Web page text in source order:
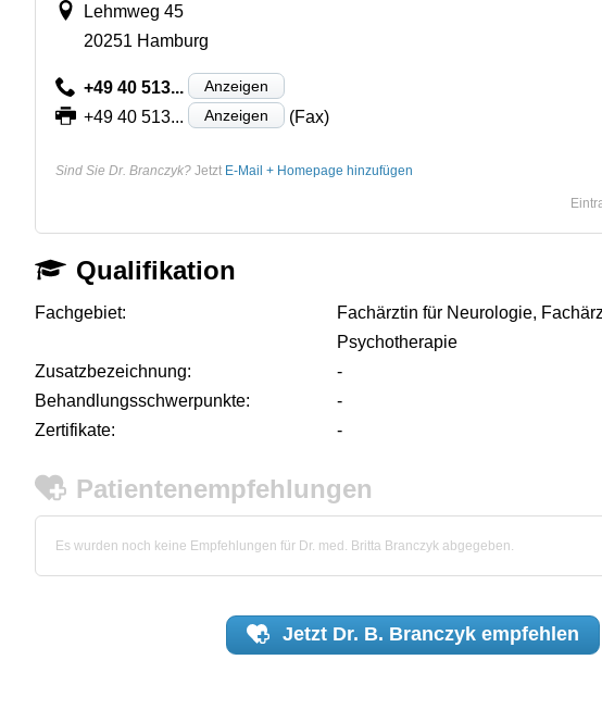
Lehmweg 45
20251 Hamburg
+49 40 513... Anzeigen
+49 40 513... Anzeigen (Fax)
Sind Sie Dr. Branczyk? Jetzt E-Mail + Homepage hinzufügen
Qualifikation
Fachgebiet:
Fachärztin für Neurologie,
Psychotherapie
Zusatzbezeichnung:
-
Behandlungsschwerpunkte:
-
Zertifikate:
-
Patientenempfehlungen
Es wurden noch keine Empfehlungen für Dr. med. Britta Branczyk abgegeben.
Jetzt Dr. B. Branczyk empfehlen